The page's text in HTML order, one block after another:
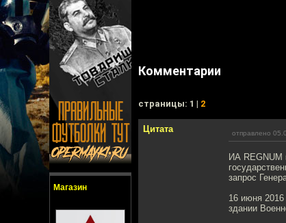
Магазин
Комментарии
cтраницы: 1 | 2
Цитата отправлено
ИА REGNUM
запрос
16 июня 2016
здании